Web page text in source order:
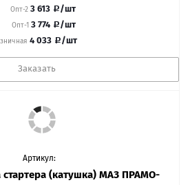
Опт-2 3 613 /шт
Опт-1 3 774 /шт
4 033 /шт
Заказать
Артикул:
стартера (катушка) МАЗ ПРАМО-